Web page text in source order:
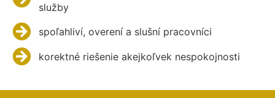
služby
spoľahliví, overení a slušní pracovníci
korektné riešenie akejkoľvek nespokojnosti